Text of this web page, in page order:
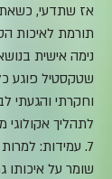
אז שתדעי,
תורמת לאיכות
נימה אישית
שטקסטיל פוגע
וחקרתי והגעתי
לתהליך
7. עמידות:
שומר על איכותו